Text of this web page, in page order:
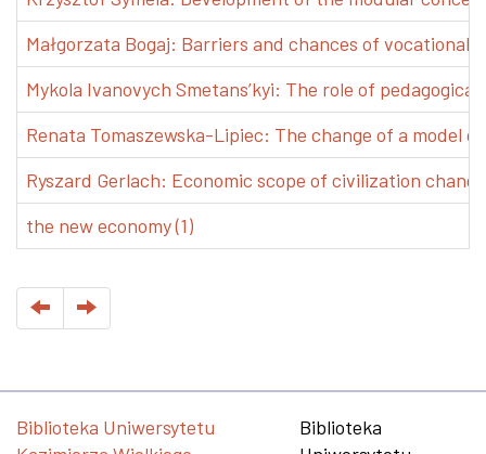
Małgorzata Bogaj: Barriers and chances of vocational
Mykola Ivanovych Smetans’kyi: The role of
Renata Tomaszewska-Lipiec: The change of a model
Ryszard Gerlach: Economic scope of civilization
the new economy (1)
Biblioteka Uniwersytetu
Biblioteka